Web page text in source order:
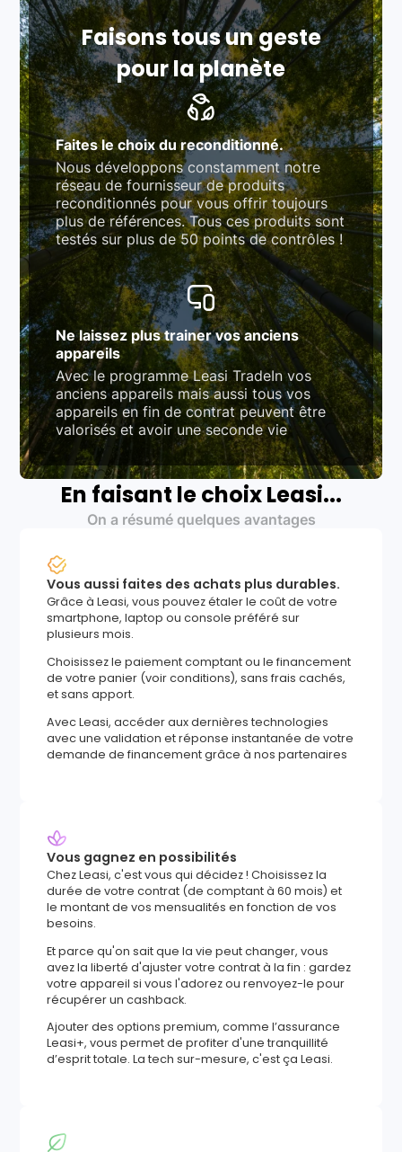
Respect des normes RAEE, RoHS, et du
référentiel QualiRepar (bonus réparation)
Faisons tous un geste
pour la planète
Faites le choix du reconditionné.
Nous développons constamment notre
réseau de fournisseur de produits
reconditionnés pour vous offrir toujours
plus de références. Tous ces produits sont
testés sur plus de 50 points de contrôles !
Ne laissez plus trainer vos anciens
appareils
Avec le programme Leasi TradeIn vos
anciens appareils mais aussi tous vos
appareils en fin de contrat peuvent être
valorisés et avoir une seconde vie
En faisant le choix Leasi...
On a résumé quelques avantages
Vous aussi faites des achats plus durables.
Grâce à Leasi, vous pouvez étaler le coût de votre
smartphone, laptop ou console préféré sur
plusieurs mois.
Choisissez le paiement comptant ou le financement
de votre panier (voir conditions), sans frais cachés,
et sans apport.
Avec Leasi, accéder aux dernières technologies
avec une validation et réponse instantanée de votre
demande de financement grâce à nos partenaires
Vous gagnez en possibilités
Chez Leasi, c'est vous qui décidez ! Choisissez la
durée de votre contrat (de comptant à 60 mois) et
le montant de vos mensualités en fonction de vos
besoins.
Et parce qu'on sait que la vie peut changer, vous
avez la liberté d'ajuster votre contrat à la fin : gardez
votre appareil si vous l'adorez ou renvoyez-le pour
récupérer un cashback.
Ajouter des options premium, comme l’assurance
Leasi+, vous permet de profiter d'une tranquillité
d’esprit totale. La tech sur-mesure, c'est ça Leasi.